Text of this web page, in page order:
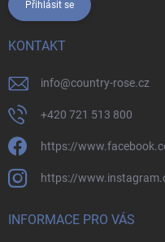
Přihlásit se
KONTAKT
info@country-rose.cz
+420 721 513 800
https://
https://
INFORMACE PRO VÁS